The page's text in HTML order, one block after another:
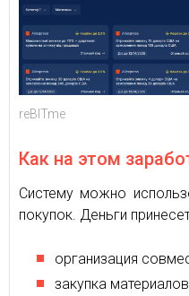
reBITme
Как на этом
Систему можно
покупок. Деньги
организация
закупка